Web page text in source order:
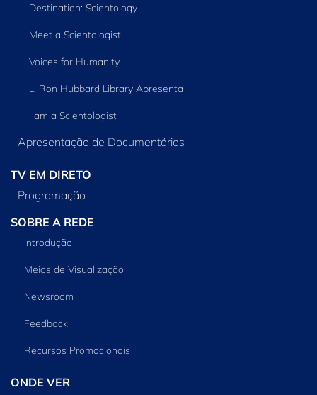
Destination: Scientology
Meet a Scientologist
Voices for Humanity
L. Ron Hubbard Library Apresenta
I am a Scientologist
Apresentação de Documentários
TV EM DIRETO
Programação
SOBRE A REDE
Introdução
Meios de Visualização
Newsroom
Feedback
Recursos Promocionais
ONDE VER